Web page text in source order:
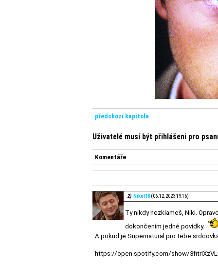
předchozí kapitola
Uživatelé musí být přihlášeni pro
Komentáře
2) Nikol18 (06.12.2023 19:16)
Ty nikdy nezklameš, Niki.
dokončením jedné povídky.
A pokud je Supernatural pro tebe
https://open.spotify.com/show/